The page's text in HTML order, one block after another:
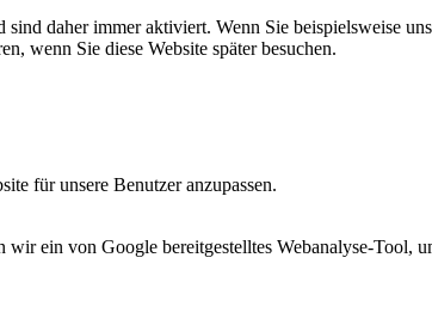
daher immer aktiviert. Wenn Sie beispielsweise
wenn Sie diese Website später besuchen.
für unsere Benutzer anzupassen.
ein von Google bereitgestelltes Webanalyse-Tool,